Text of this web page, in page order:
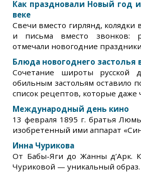
Как праздновали Новый год
веке
Свечи вместо гирлянд, колядки
и письма вместо звонков:
отмечали новогодние
Блюда новогоднего застолья
Сочетание широты
обильным застольям оставило
список рецептов, которые даже
Международный день кино
13 февраля 1895 г. братья
изобретенный ими аппарат
Инна Чурикова
От Бабы-Яги до Жанны д’Арк.
Чуриковой — уникальный образ.